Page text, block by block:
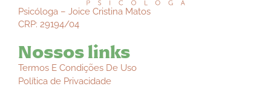
Psicóloga – Joice Cristina Matos
CRP: 29194/04
Nossos links
Termos E Condições De Uso
Política de Privacidade